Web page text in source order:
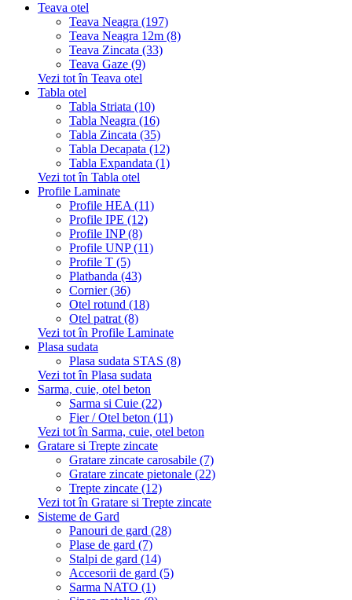
Teava otel
Teava Neagra (197)
Teava Neagra 12m (8)
Teava Zincata (33)
Teava Gaze (9)
Vezi tot în Teava otel
Tabla otel
Tabla Striata (10)
Tabla Neagra (16)
Tabla Zincata (35)
Tabla Decapata (12)
Tabla Expandata (1)
Vezi tot în Tabla otel
Profile Laminate
Profile HEA (11)
Profile IPE (12)
Profile INP (8)
Profile UNP (11)
Profile T (5)
Platbanda (43)
Cornier (36)
Otel rotund (18)
Otel patrat (8)
Vezi tot în Profile Laminate
Plasa sudata
Plasa sudata STAS (8)
Vezi tot în Plasa sudata
Sarma, cuie, otel beton
Sarma si Cuie (22)
Fier / Otel beton (11)
Vezi tot în Sarma, cuie, otel beton
Gratare si Trepte zincate
Gratare zincate carosabile (7)
Gratare zincate pietonale (22)
Trepte zincate (12)
Vezi tot în Gratare si Trepte zincate
Sisteme de Gard
Panouri de gard (28)
Plase de gard (7)
Stalpi de gard (14)
Accesorii de gard (5)
Sarma NATO (1)